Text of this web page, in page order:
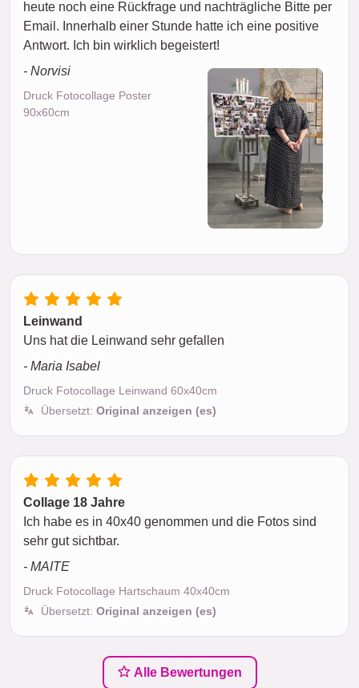
heute noch eine Rückfrage und nachträgliche Bitte per
Email. Innerhalb einer Stunde hatte ich eine positive
Antwort. Ich bin wirklich begeistert!
- Norvisi
Druck Fotocollage Poster
90x60cm
Leinwand
Uns hat die Leinwand sehr gefallen
- Maria Isabel
Druck Fotocollage Leinwand 60x40cm
Übersetzt: Original anzeigen (es)
Collage 18 Jahre
Ich habe es in 40x40 genommen und die Fotos sind
sehr gut sichtbar.
- MAITE
Druck Fotocollage Hartschaum 40x40cm
Übersetzt: Original anzeigen (es)
Alle Bewertungen